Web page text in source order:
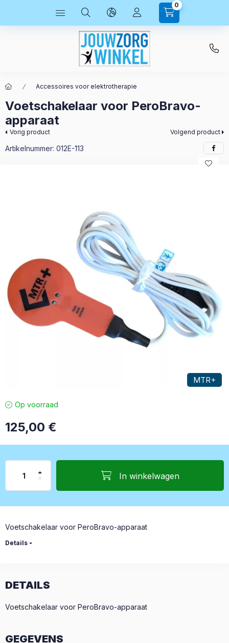
0
Accessoires voor elektrotherapie
Voetschakelaar voor PeroBravo-
apparaat
Vorig product Volgend product
Artikelnummer: 012E-113
MTR+
Op voorraad
125,00 €
In winkelwagen
Voetschakelaar voor PeroBravo-apparaat
Details
DETAILS
Voetschakelaar voor PeroBravo-apparaat
GEGEVENS